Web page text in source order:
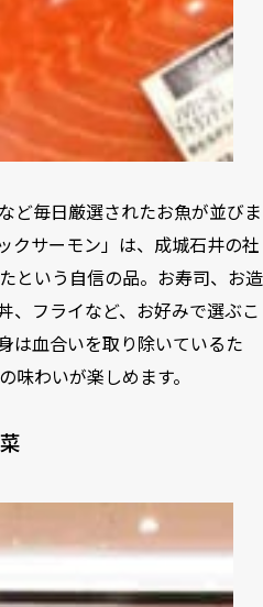
ど毎日厳選されたお魚が並びま
クサーモン」は、成城石井の社
という自信の品。お寿司、お造
、フライなど、お好みで選ぶこ
は血合いを取り除いているた
味わいが楽しめます。